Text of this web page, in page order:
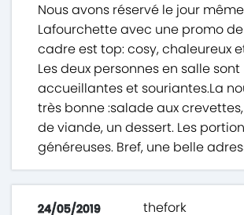
Nous avons réservé le jour
Lafourchette avec une promo de
cadre est top: cosy, chaleureux
Les deux personnes en salle sont
accueillantes et souriantes.La
très bonne :salade aux
de viande, un dessert. Les
généreuses. Bref, une belle
24/05/2019 thefork